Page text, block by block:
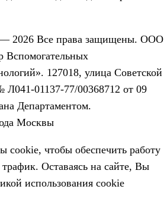
2026 Все права защищены. ООО
127018, улица Советской
01137-77/00368712 от 09
Департаментом.
Москвы
чтобы обеспечить работу
трафик. Оставаясь на сайте, Вы
использования сookie